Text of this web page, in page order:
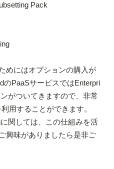
Pack
めにはオプションの購入が
のPaaSサービスではEnterpri
がついてきますので、非常
用することができます。
関しては、この仕組みを活
興味がありましたら是非ご